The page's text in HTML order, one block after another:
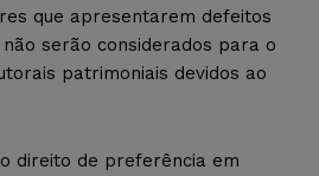
que apresentarem defeitos
serão considerados para o
patrimoniais devidos ao
direito de preferência em